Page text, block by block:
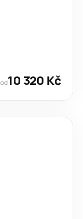
od10 320 Kč